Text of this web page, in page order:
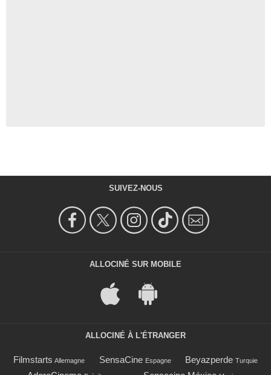
SUIVEZ-NOUS
ALLOCINÉ SUR MOBILE
ALLOCINÉ À L'ÉTRANGER
Filmstarts Allemagne SensaCine Espagne Beyazperde Turquie